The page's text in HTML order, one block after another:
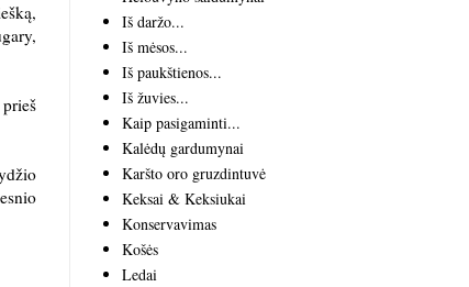
Iš daržo...
Iš mėsos...
Iš paukštienos...
Iš žuvies...
Kaip pasigaminti...
Kalėdų gardumynai
Karšto oro gruzdintuvė
Keksai & Keksiukai
Konservavimas
Košės
Ledai